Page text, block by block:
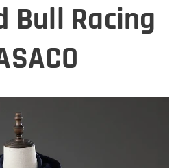
Bull Racing